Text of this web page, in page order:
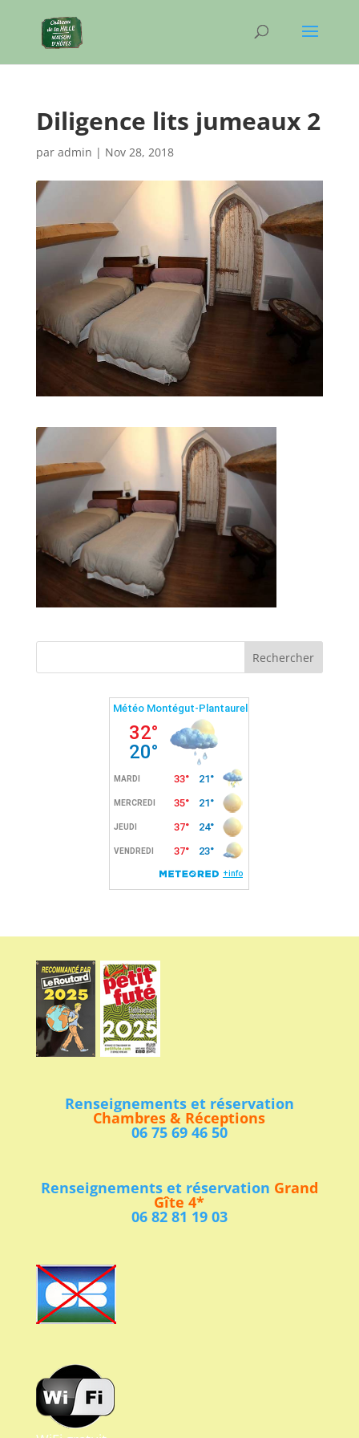
Diligence lits jumeaux 2
par admin | Nov 28, 2018
Renseignements et réservation
Chambres & Réceptions
06 75 69 46 50
Renseignements et réservation Grand
Gîte 4*
06 82 81 19 03